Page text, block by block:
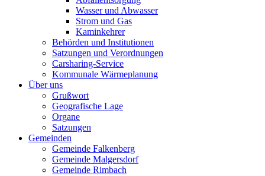
Wasser und Abwasser
Strom und Gas
Kaminkehrer
Behörden und Institutionen
Satzungen und Verordnungen
Carsharing-Service
Kommunale Wärmeplanung
Über uns
Grußwort
Geografische Lage
Organe
Satzungen
Gemeinden
Gemeinde Falkenberg
Gemeinde Malgersdorf
Gemeinde Rimbach